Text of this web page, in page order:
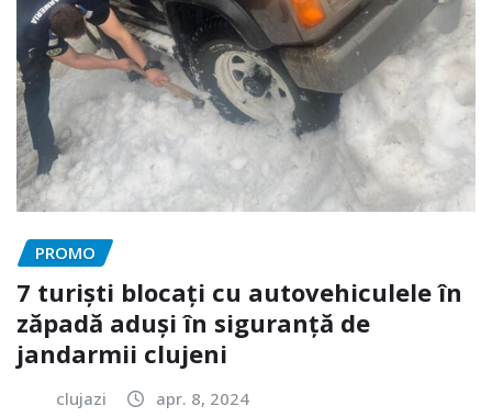
PROMO
7 turiști blocați cu autovehiculele în
zăpadă aduși în siguranță de
jandarmii clujeni
clujazi apr. 8, 2024